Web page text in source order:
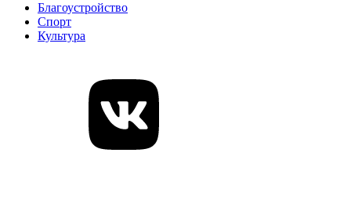
Благоустройство
Спорт
Культура